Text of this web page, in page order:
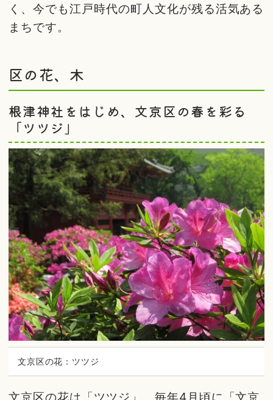
く、今でも江戸時代の町人文化が残る活気ある
まちです。
区の花、木
根津神社をはじめ、文京区の春を彩る
「ツツジ」
文京区の花：ツツジ